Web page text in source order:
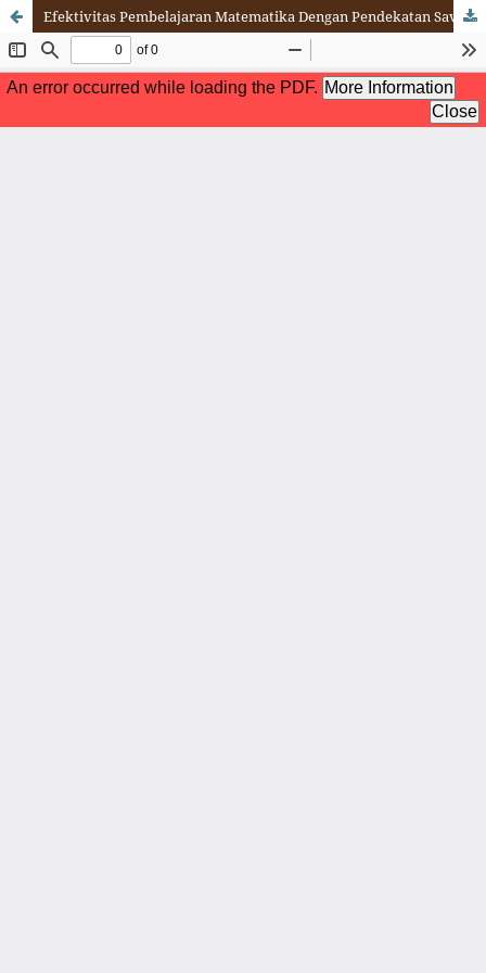
Efektivitas Pembelajaran Matematika Dengan Pendekatan Savi Dan Pendekatan Mekanistik Pada Materi Kubus Dan Balok Terhadap Prestasi Belajar Siswa Kelas VIII SMP